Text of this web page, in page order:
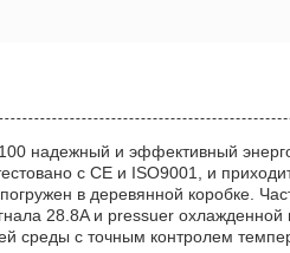
надежный и эффективный
с CE и ISO9001, и
в деревянной коробке.
28.8A и pressuer
среды с точным контролем